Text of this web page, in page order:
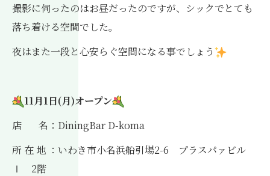
撮影に伺ったのはお昼だったのですが、シックでとても
落ち着ける空間でした。
夜はまた一段と心安らぐ空間になる事でしょう
11月1日(月)オープン
店 名：DiningBar D-koma
所 在 地 ：いわき市小名浜船引場2-6 プラスパァビル
Ⅰ 2階